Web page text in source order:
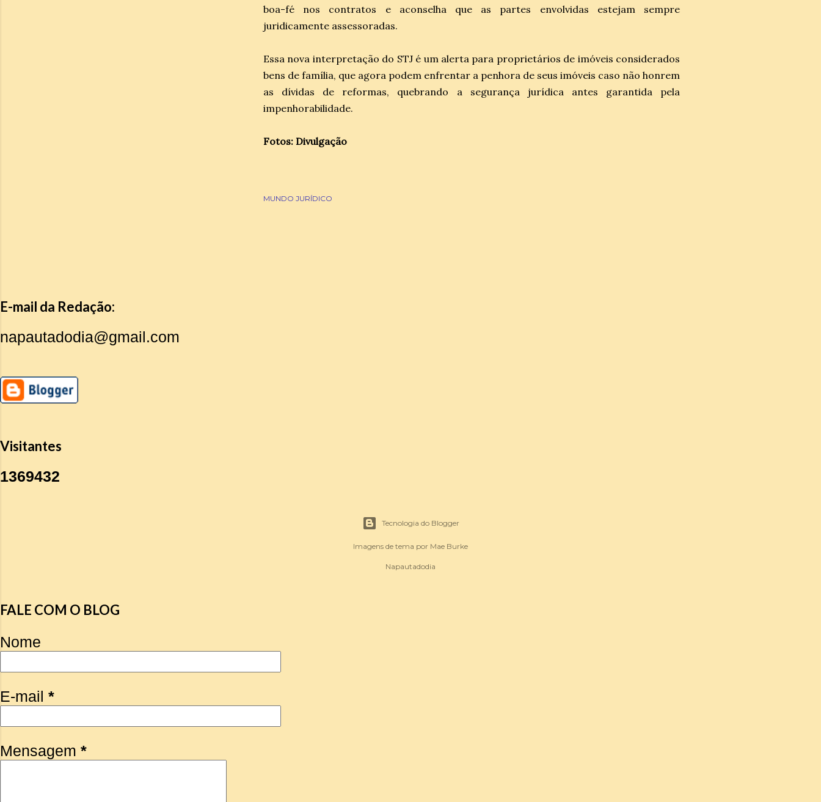
boa-fé nos contratos e aconselha que as partes envolvidas estejam sempre
juridicamente assessoradas.
Essa nova interpretação do STJ é um alerta para proprietários de imóveis considerados
bens de família, que agora podem enfrentar a penhora de seus imóveis caso não honrem
as dívidas de reformas, quebrando a segurança jurídica antes garantida pela
impenhorabilidade.
Fotos: Divulgação
MUNDO JURÍDICO
E-mail da Redação:
napautadodia@gmail.com
Visitantes
1369432
Tecnologia do Blogger
Imagens de tema por Mae Burke
Napautadodia
FALE COM O BLOG
Nome
E-mail *
Mensagem *